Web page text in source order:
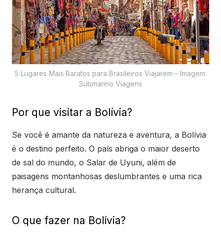
5 Lugares Mais Baratos para Brasileiros Viajarem – Imagem:
Submarino Viagens
Por que visitar a Bolívia?
Se você é amante da natureza e aventura, a Bolívia
é o destino perfeito. O país abriga o maior deserto
de sal do mundo, o Salar de Uyuni, além de
paisagens montanhosas deslumbrantes e uma rica
herança cultural.
O que fazer na Bolívia?